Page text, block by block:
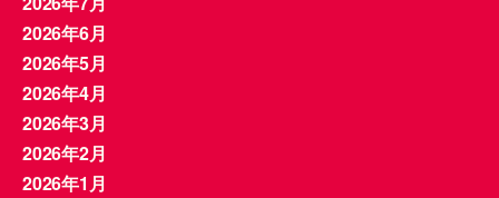
2026年6月
2026年5月
2026年4月
2026年3月
2026年2月
2026年1月